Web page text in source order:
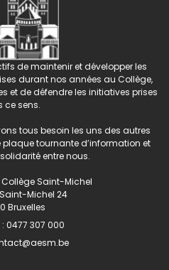
de maintenir et développer les
durant nos années au Collège,
et de défendre les initiatives prises
ce sens.
tous besoin les uns des autres
plaque tournante d’information et
entre nous.
Collège Saint-Michel
Michel 24
Bruxelles
0477 307 000